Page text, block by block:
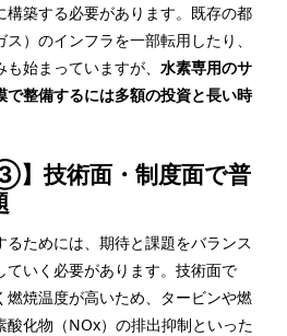
構築する必要があります。既存の都
）のインフラを一部転用したり、
始まっていますが、 水素専用のサ
で整備するには多額の投資と長い時
】技術面・制度面で普
ためには、期待と課題をバランス
ていく必要があります。技術面で
燃焼温度が高いため、タービンや燃
酸化物（NOx）の排出抑制といった